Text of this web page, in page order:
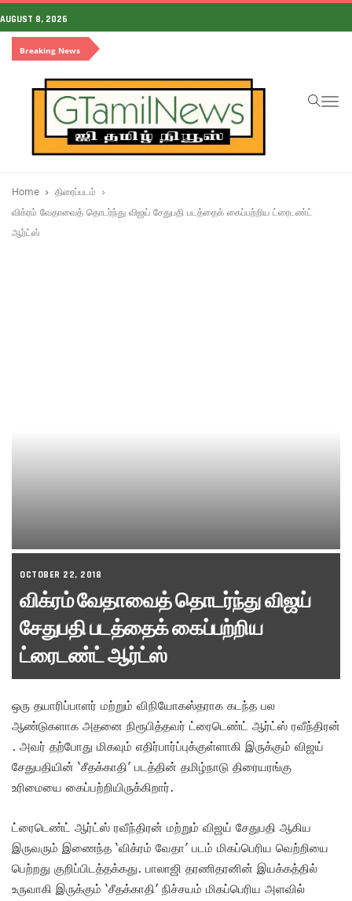
AUGUST 8, 2026
Breaking News
Home
திரைப்படம்
விக்ரம் வேதாவைத் தொடர்ந்து விஜய் சேதுபதி படத்தைக் கைப்பற்றிய ட்ரைடண்ட்
ஆர்ட்ஸ்
OCTOBER 22, 2018
விக்ரம் வேதாவைத் தொடர்ந்து விஜய்
சேதுபதி படத்தைக் கைப்பற்றிய
ட்ரைடண்ட் ஆர்ட்ஸ்
ஒரு தயாரிப்பாளர் மற்றும் விநியோகஸ்தராக கடந்த பல
ஆண்டுகளாக அதனை நிரூபித்தவர் ட்ரைடெண்ட் ஆர்ட்ஸ் ரவீந்திரன்
. அவர் தற்போது மிகவும் எதிர்பார்ப்புக்குள்ளாகி இருக்கும் விஜய்
சேதுபதியின் ‘சீதக்காதி’ படத்தின் தமிழ்நாடு திரையரங்கு
உரிமையை கைப்பற்றியிருக்கிறார்.
ட்ரைடெண்ட் ஆர்ட்ஸ் ரவீந்திரன் மற்றும் விஜய் சேதுபதி ஆகிய
இருவரும் இணைந்த ‘விக்ரம் வேதா’ படம் மிகப்பெரிய வெற்றியை
பெற்றது குறிப்பிடத்தக்கது. பாலாஜி தரணிதரனின் இயக்கத்தில்
உருவாகி இருக்கும் ‘சீதக்காதி’ நிச்சயம் மிகப்பெரிய அளவில்